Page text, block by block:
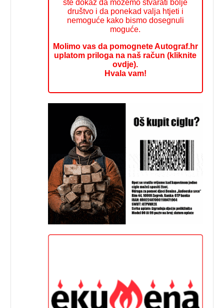
ste dokaz da možemo stvarati bolje
društvo i da ponekad valja htjeti i
nemoguće kako bismo dosegnuli
moguće.
Molimo vas da pomognete Autograf.hr
uplatom priloga na naš račun (kliknite
ovdje).
Hvala vam!